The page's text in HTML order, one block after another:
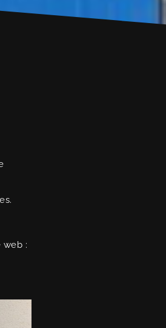
web :